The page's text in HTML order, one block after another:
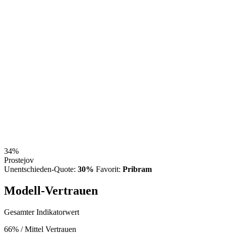
34%
Prostejov
Unentschieden-Quote: 30% Favorit: Pribram
Modell-Vertrauen
Gesamter Indikatorwert
66% / Mittel Vertrauen